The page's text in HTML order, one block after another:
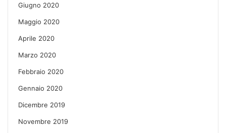
Giugno 2020
Maggio 2020
Aprile 2020
Marzo 2020
Febbraio 2020
Gennaio 2020
Dicembre 2019
Novembre 2019